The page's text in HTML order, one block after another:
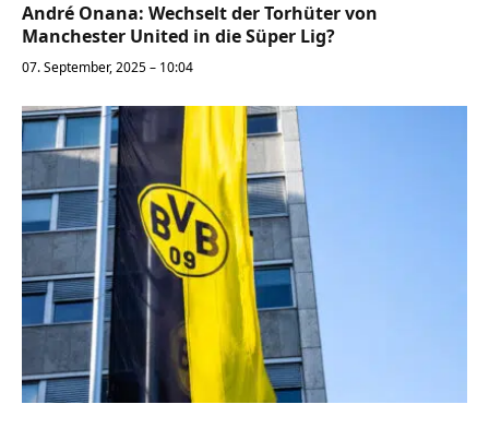
André Onana: Wechselt der Torhüter von
Manchester United in die Süper Lig?
07. September, 2025 – 10:04